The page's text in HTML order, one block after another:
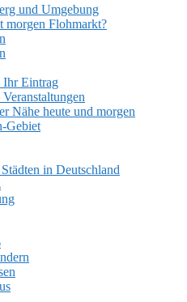
und Umgebung
morgen Flohmarkt?
Ihr Eintrag
Nähe heute und morgen
Gebiet
in Deutschland